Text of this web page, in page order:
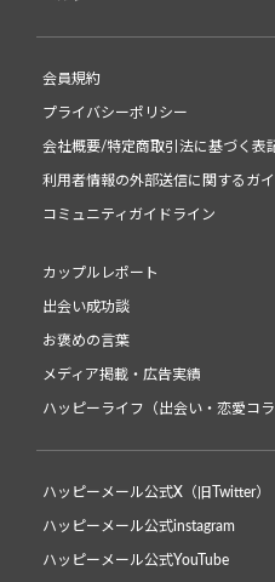
会員規約
プライバシーポリシー
会社概要/特定商取引法に基づく表
利用者情報の外部送信に関するガ
コミュニティガイドライン
カップルレポート
出会い成功談
お褒めの言葉
メディア掲載・広告実績
ハッピーライフ（出会い・恋愛コラ
ハッピーメール公式X（旧Twitter）
ハッピーメール公式instagram
ハッピーメール公式YouTube